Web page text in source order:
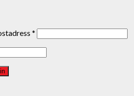
*